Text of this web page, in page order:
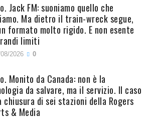
Jack FM: suoniamo quello che
Ma dietro il train-wreck segue,
formato molto rigido. E non esente
limiti
2026 0
Monito da Canada: non è la
da salvare, ma il servizio. Il caso
chiusura di sei stazioni della Rogers
& Media